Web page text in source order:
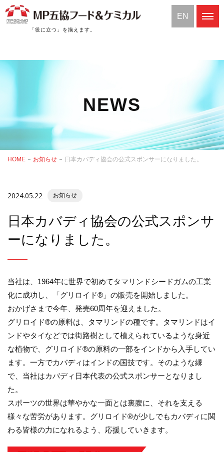
「役に立つ」を揃えます。
EN
NEWS
HOME お知らせ 日本カバディ協会の公式スポンサーになりました。
2024.05.22 お知らせ
日本カバディ協会の公式スポンサ
ーになりました。
当社は、1964年に世界で初めてタマリンドシードガムの工業
化に成功し、「グリロイド®」の販売を開始しました。
おかげさまで今年、発売60周年を迎えました。
グリロイド®の原料は、タマリンドの種です。タマリンドはイ
ンドやタイなどでは街路樹として植えられているような身近
な植物で、グリロイド®の原料の一部をインドから入手してい
ます。一方でカバディはインドの国技です。そのような縁
で、当社はカバディ日本代表の公式スポンサーとなりまし
た。
スポーツの世界は華やかな一面とは裏腹に、それを支える
様々な苦労があります。グリロイド®が少しでもカバディに関
わる皆様の力になれるよう、応援していきます。